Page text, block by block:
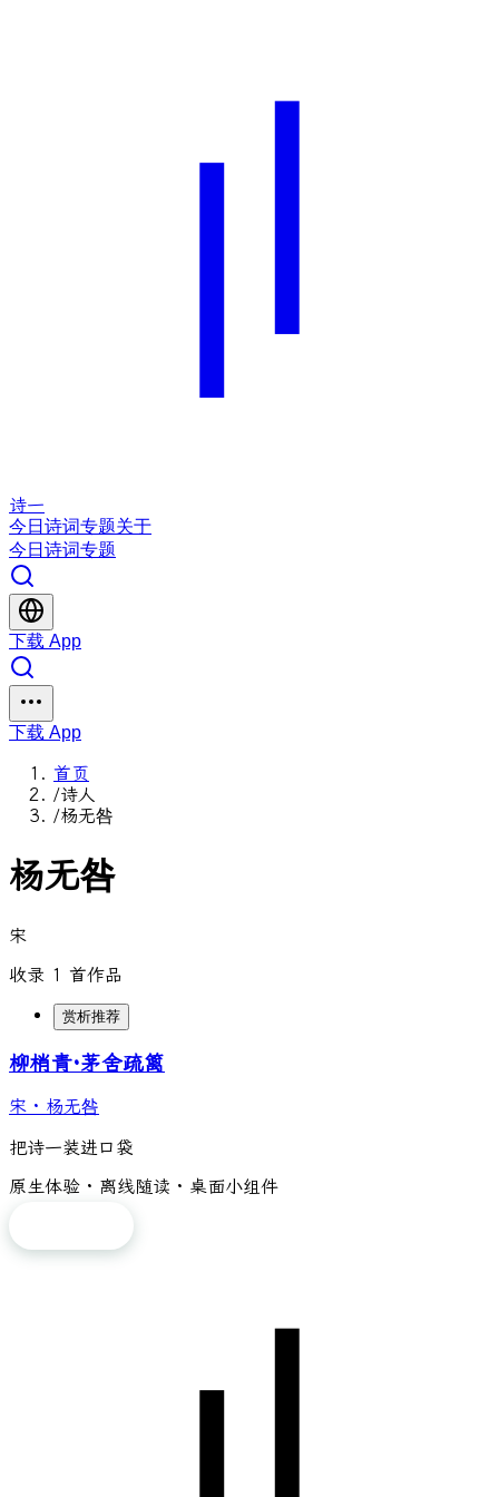
诗一
今日 诗词专题关于
今日 诗词专题
下载 App
下载 App
首页
/诗人
/杨无咎
杨无咎
宋
收录 1 首作品
赏析推荐
柳梢青·茅舍疏篱
宋 · 杨无咎
把诗一装进口袋
原生体验 · 离线随读 · 桌面小组件